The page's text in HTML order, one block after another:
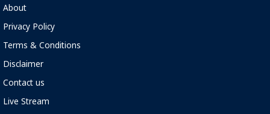
About
Privacy Policy
Terms & Conditions
Disclaimer
Contact us
Live Stream